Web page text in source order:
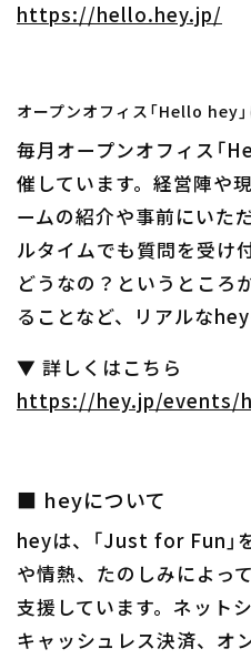
https://hello.hey.jp/
オープンオフィス「Hello hey
毎月オープンオフィス「
催しています。経営陣や
ームの紹介や事前にいた
ルタイムでも質問を受け
どうなの？というところ
ることなど、リアルなhey
▼ 詳しくはこちら
https://hey.jp/events/
■ heyについて
heyは、「Just for Fun」
や情熱、たのしみによっ
支援しています。ネット
キャッシュレス決済、オ